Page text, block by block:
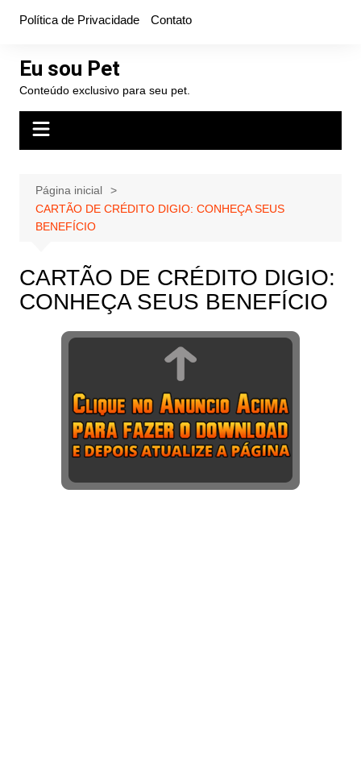
conteúdo
Política de Privacidade Contato
Eu sou Pet
Conteúdo exclusivo para seu pet.
Página inicial
CARTÃO DE CRÉDITO DIGIO: CONHEÇA SEUS
BENEFÍCIO
CARTÃO DE CRÉDITO DIGIO:
CONHEÇA SEUS BENEFÍCIO